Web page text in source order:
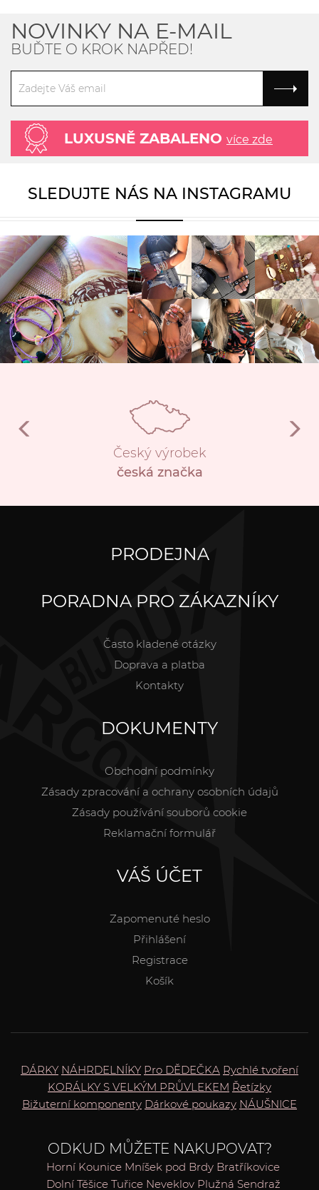
NOVINKY NA E-MAIL
BUĎTE O KROK NAPŘED!
LUXUSNĚ ZABALENO více zde
SLEDUJTE NÁS NA INSTAGRAMU
Český výrobek
česká značka
PRODEJNA
PORADNA PRO ZÁKAZNÍKY
Často kladené otázky
Doprava a platba
Kontakty
DOKUMENTY
Obchodní podmínky
Zásady zpracování a ochrany osobních údajů
Zásady používání souborů cookie
Reklamační formulář
VÁŠ ÚČET
Zapomenuté heslo
Přihlášení
Registrace
Košík
DÁRKY NÁHRDELNÍKY Pro DĚDEČKA Rychlé tvoření
KORÁLKY S VELKÝM PRŮVLEKEM Řetízky
Bižuterní komponenty Dárkové poukazy NÁUŠNICE
ODKUD MŮŽETE NAKUPOVAT?
Horní Kounice Mníšek pod Brdy Bratříkovice
Dolní Těšice Tuřice Neveklov Plužná Sendraž